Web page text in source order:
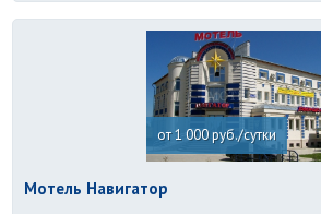
от 1 000 руб./сутки
Мотель Навигатор